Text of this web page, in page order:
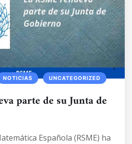
NOTICIAS UNCATEGORIZED
parte de su Junta de
Española (RSME) ha